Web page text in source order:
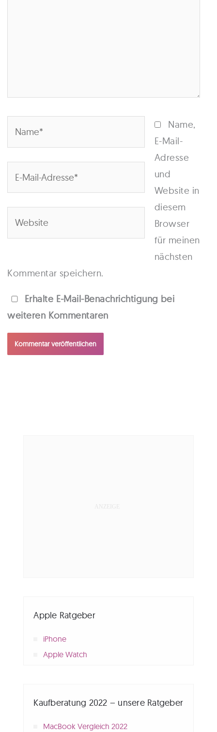
Name,
E-Mail-
Adresse
und
Website in
diesem
Browser
für meinen
nächsten
Kommentar speichern.
Erhalte E-Mail-Benachrichtigung bei
weiteren Kommentaren
Apple Ratgeber
iPhone
Apple Watch
Kaufberatung 2022 – unsere Ratgeber
MacBook Vergleich 2022